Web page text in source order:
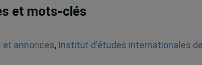
et mots-clés
et annonces, Institut d'études internationales